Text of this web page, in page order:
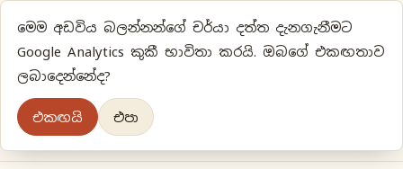
ප්‍රියානිගේ අදහස්‍...
මුල් පිටුවවර්ගීකරණ
මෙම අඩවිය බලන්නන්ගේ චර්යා දත්ත දැනගැනීමට
Google Analytics කුකී භාවිතා කරයි. ඔබගේ එකඟතාව
ලබාදෙන්නේද?
එකඟයි එපා